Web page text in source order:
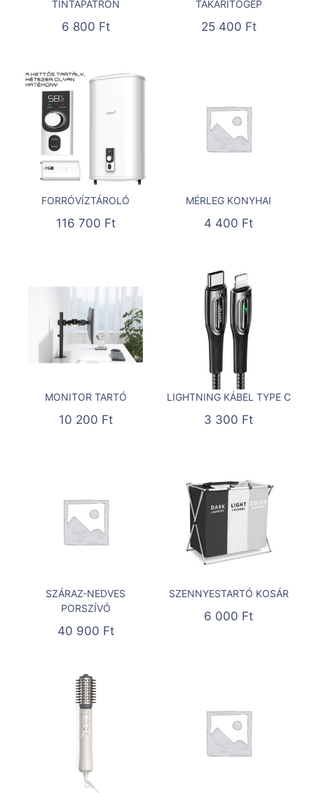
TINTAPATRON
6 800 Ft
TAKARÍTÓGÉP
25 400 Ft
FORRÓVÍZTÁROLÓ
116 700 Ft
MÉRLEG KONYHAI
4 400 Ft
MONITOR TARTÓ
10 200 Ft
LIGHTNING KÁBEL TYPE C
3 300 Ft
SZÁRAZ-NEDVES
PORSZÍVÓ
40 900 Ft
SZENNYESTARTÓ KOSÁR
6 000 Ft